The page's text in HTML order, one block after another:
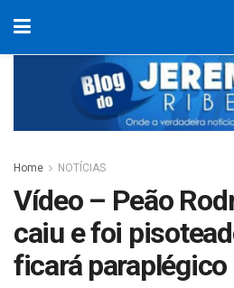
Home NOTÍCIAS
Vídeo – Peão
caiu e foi
ficará paraplégico